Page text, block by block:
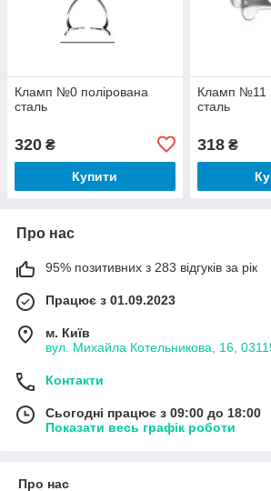
Кламп №0 полірована
сталь
320 ₴
Купити
Кламп №11
сталь
318₴
Про нас
95% позитивних з 283 відгуків за рік
Працює з 01.09.2023
м. Київ
вул. Михайла Котельникова, 16,
Контакти
Сьогодні працює з 09:00 до 18:00
Показати весь графік роботи
Про нас